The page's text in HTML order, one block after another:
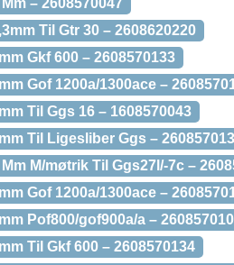
– 2608570047
Til Gtr 30 – 2608620220
Gkf 600 – 2608570133
Gof 1200a/1300ace –
Til Ggs 16 – 1608570043
Til Ligesliber Ggs –
M/møtrik Til Ggs27l/-7c –
Gof 1200a/1300ace –
Pof800/gof900a/a –
Til Gkf 600 – 2608570134